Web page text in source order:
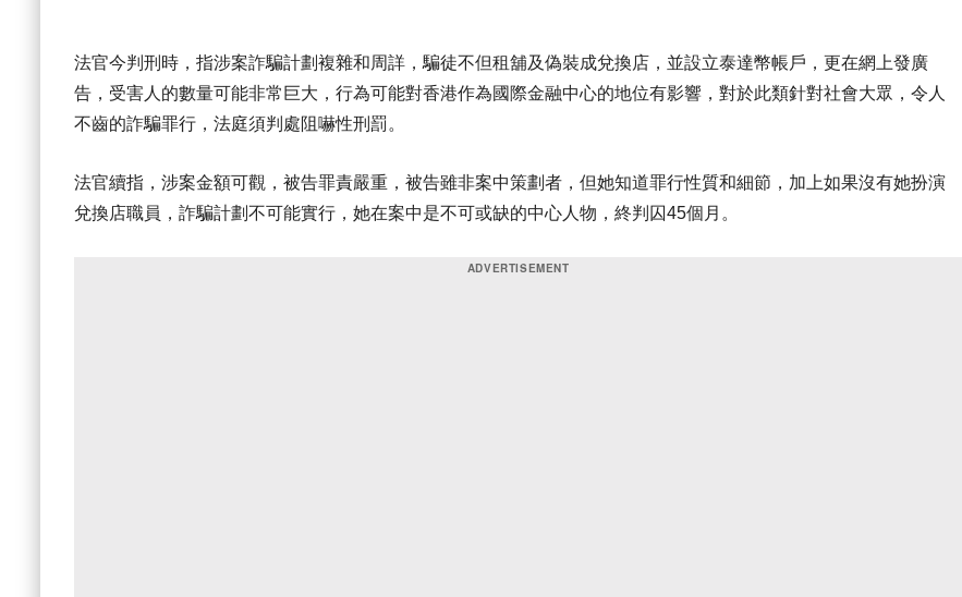
法官今判刑時，指涉案詐騙計劃複雜和周詳，騙徒不但租舖及偽裝成兌換店，並設立泰達幣帳戶，更在網上發廣
告，受害人的數量可能非常巨大，行為可能對香港作為國際金融中心的地位有影響，對於此類針對社會大眾，令人
不齒的詐騙罪行，法庭須判處阻嚇性刑罰。
法官續指，涉案金額可觀，被告罪責嚴重，被告雖非案中策劃者，但她知道罪行性質和細節，加上如果沒有她扮演
兌換店職員，詐騙計劃不可能實行，她在案中是不可或缺的中心人物，終判囚45個月。